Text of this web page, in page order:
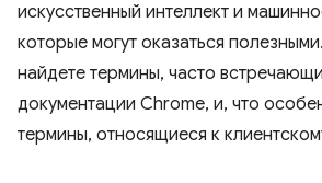
искусственный интеллект и
которые могут оказаться
найдете термины, часто
документации Chrome, и, что
термины, относящиеся к